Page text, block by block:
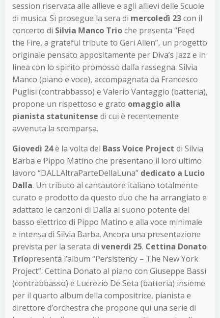
session riservata alle allieve e agli allievi delle Scuole
di musica. Si prosegue la sera di mercoledì 23con il
concerto di Silvia Manco Trioche presenta “Feed
the Fire, a grateful tribute to Geri Allen”, un progetto
originale pensato appositamente per Diva’s Jazz e in
linea con lo spirito promosso dalla rassegna. Silvia
Manco (piano e voce), accompagnata da Francesco
Puglisi (contrabbasso) e Valerio Vantaggio (batteria),
propone un rispettoso e grato omaggio alla
pianista statunitense di cui è recentemente
avvenuta la scomparsa.
Giovedì 24è la volta del Bass Voice Project di Silvia
Barba e Pippo Matino che presentano il loro ultimo
lavoro “DALLAltraParteDellaLuna” dedicato a Lucio
Dalla. Un tributo al cantautore italiano totalmente
curato e prodotto da questo duo che ha arrangiato e
adattato le canzoni di Dalla al suono potente del
basso elettrico di Pippo Matino e alla voce minimale
e intensa di Silvia Barba. Ancora una presentazione
prevista per la serata di venerdì 25. Cettina Donato
Triopresenta l’album “Persistency – The New York
Project”. Cettina Donato al piano con Giuseppe Bassi
(contrabbasso) e Lucrezio De Seta (batteria) insieme
per il quarto album della compositrice, pianista e
direttore d’orchestra che propone qui una serie di